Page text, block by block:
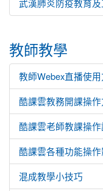
武漢肺炎防疫教育
教師教學
教師Webex直播使
酷課雲教務開課操
酷課雲老師教課操
酷課雲各種功能操作
混成教學小技巧